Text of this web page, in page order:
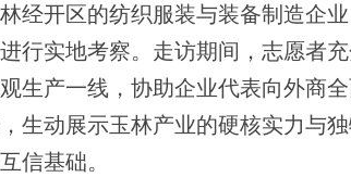
经开区的纺织服装与装备制造企
行实地考察。走访期间，志愿者
生产一线，协助企业代表向外商
生动展示玉林产业的硬核实力与
信基础。